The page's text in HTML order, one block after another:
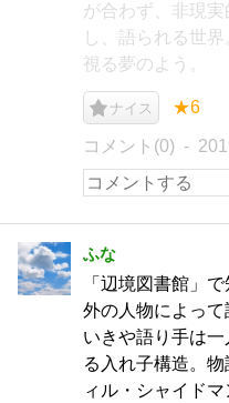
が合わず、非現
し、語られる世
視る夢のよう。
ナイス ★6
コメント(0)
ふな
「辺境図書館」
外の人物によっ
いきや語り手は
る入れ子構造。
ィル・シャイド